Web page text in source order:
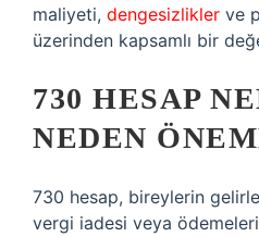
maliyeti, dengesizlikler ve
üzerinden kapsamlı bir
730 HESAP
NEDEN
730 hesap, bireylerin
vergi iadesi veya